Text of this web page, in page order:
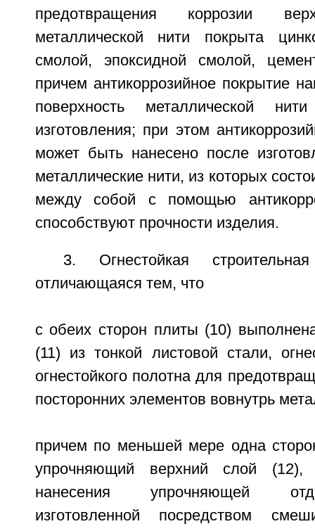
предотвращения коррозии
металлической нити покрыта
смолой, эпоксидной смолой,
причем антикоррозийное покрытие
поверхность металлической
изготовления; при этом
может быть нанесено после
металлические нити, из которых
между собой с помощью
способствуют прочности изделия.
3. Огнестойкая
отличающаяся тем, что
с обеих сторон плиты (10)
(11) из тонкой листовой стали,
огнестойкого полотна для
посторонних элементов вовнутрь
причем по меньшей мере одна
упрочняющий верхний слой (12),
нанесения упрочняющей
изготовленной посредством